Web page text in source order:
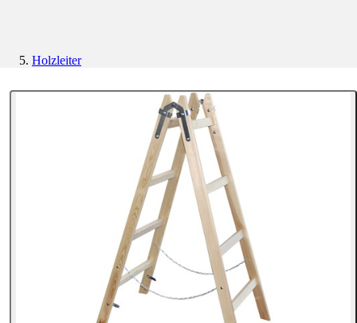
Holzleiter